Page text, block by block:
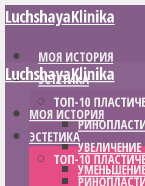
LuchshayaKlinika
МОЯ ИСТОРИЯ
ЭСТЕТИКА
ТОП-10
LuchshayaKlinika
МОЯ ИСТОРИЯ
ЭСТЕТИКА
ТОП-10